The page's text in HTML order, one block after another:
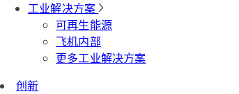
工业解决方案
可再生能源
飞机内部
更多工业解决方案
创新